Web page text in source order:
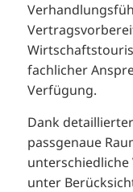
fachlicher
Verfügung.
Dank
passgenaue
unter